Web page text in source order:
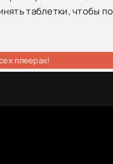
таблетки, чтобы
плеерах!